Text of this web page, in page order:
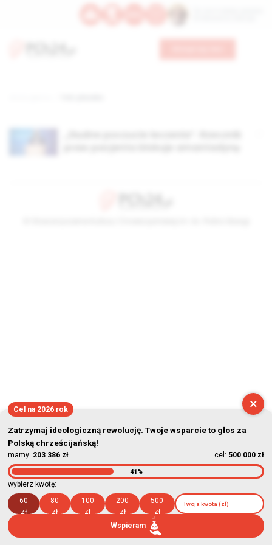
×
Cel na 2026 rok
Zatrzymaj ideologiczną rewolucję. Twoje wsparcie to głos za
Polską chrześcijańską!
mamy: 203 386 zł cel: 500 000 zł
41%
wybierz kwotę:
60
zł
80
zł
100
zł
200
zł
500
zł
Wspieram